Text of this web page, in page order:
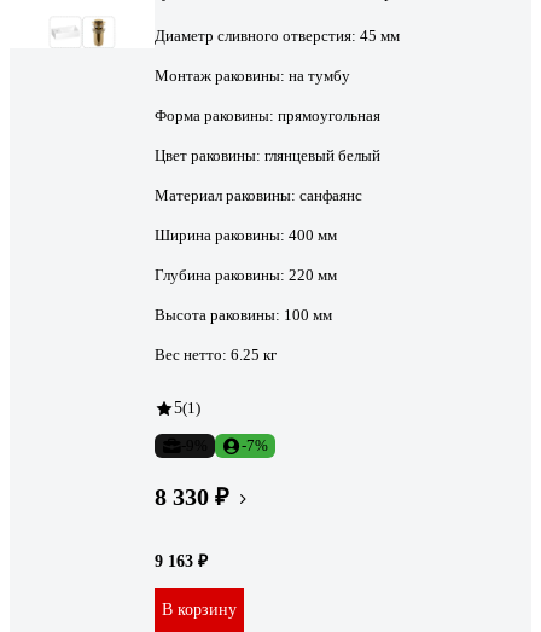
Диаметр сливного отверстия: 45 мм
Монтаж раковины: на тумбу
Форма раковины: прямоугольная
Цвет раковины: глянцевый белый
Материал раковины: санфаянс
Ширина раковины: 400 мм
Глубина раковины: 220 мм
Высота раковины: 100 мм
Вес нетто: 6.25 кг
5(1)
-7%
8 330 ₽
9 163 ₽
В корзину